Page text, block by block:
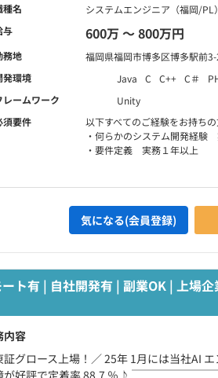
種名
システムエンジニア（福岡/PL）
与
600万 〜 800万円
務地
福岡県福岡市博多区博多駅前
発環境
Java C C++ C＃
レームワーク
Unity
須要件
以下すべてのご経験をお持ち
・何らかのシステム開発経験
・要件定義 実務１年以上
気になる(会員登録)
ト有 | 自社開発有 | 副業OK | 上場
内容
証グロース上場！／ 25年 1月には当社AI
が好評で定着率 88.7 ％♪ ￣￣￣￣￣￣￣